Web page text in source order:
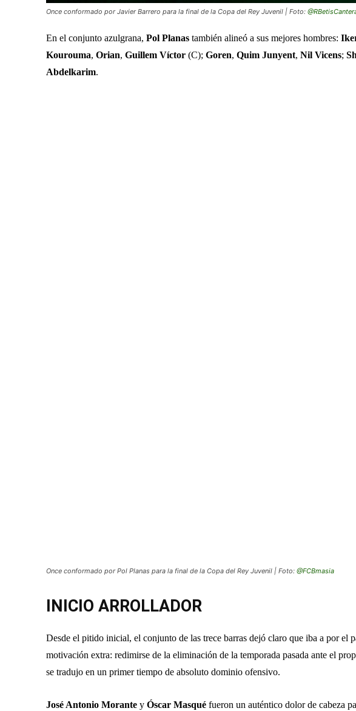
Once conformado por Javier Barrero para la final de la Copa del Rey Juvenil | Foto:
En el conjunto azulgrana, Pol Planas también alineó a sus mejores hombres:
Kourouma, Orian, Guillem Víctor (C); Goren, Quim Junyent, Nil Vicens;
Abdelkarim.
Once conformado por Pol Planas para la final de la Copa del Rey Juvenil | Foto: @FCBmasia
INICIO ARROLLADOR
Desde el pitido inicial, el conjunto de las trece barras dejó claro que iba a por el
motivación extra: redimirse de la eliminación de la temporada pasada ante el
se tradujo en un primer tiempo de absoluto dominio ofensivo.
José Antonio Morante y Óscar Masqué fueron un auténtico dolor de cabeza